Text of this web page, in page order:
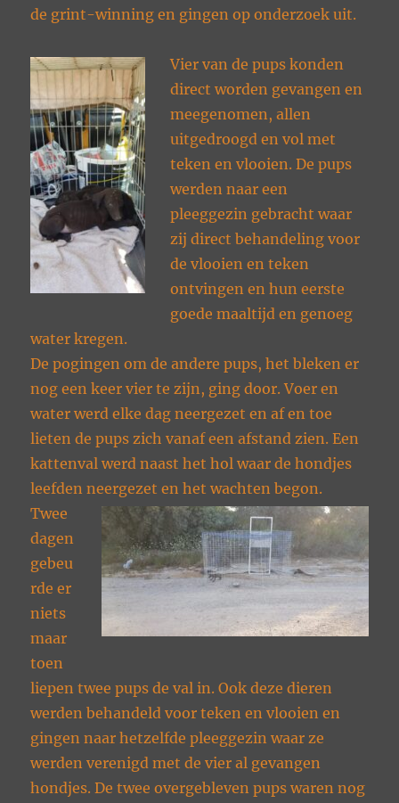
de grint-winning en gingen op onderzoek uit.
Vier van de pups konden
direct worden gevangen en
meegenomen, allen
uitgedroogd en vol met
teken en vlooien. De pups
werden naar een
pleeggezin gebracht waar
zij direct behandeling voor
de vlooien en teken
ontvingen en hun eerste
goede maaltijd en genoeg
water kregen.
De pogingen om de andere pups, het bleken er
nog een keer vier te zijn, ging door. Voer en
water werd elke dag neergezet en af en toe
lieten de pups zich vanaf een afstand zien. Een
kattenval werd naast het hol waar de hondjes
leefden neergezet en het wachten begon.
Twee
dagen
gebeu
rde er
niets
maar
toen
liepen twee pups de val in. Ook deze dieren
werden behandeld voor teken en vlooien en
gingen naar hetzelfde pleeggezin waar ze
werden verenigd met de vier al gevangen
hondjes. De twee overgebleven pups waren nog